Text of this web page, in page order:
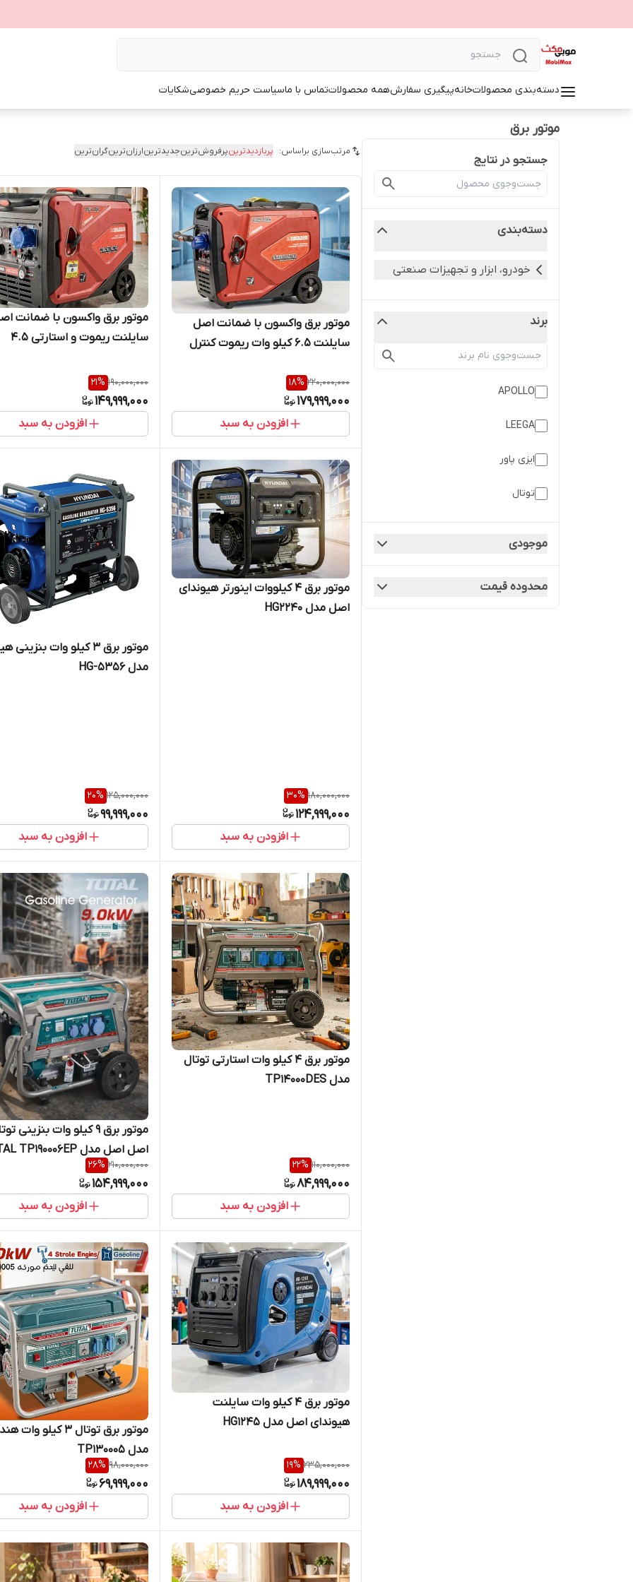
دسته‌بندی محصولاتخانهپیگیری سفارشهمه محصولاتتماس با ماسیاست حریم خصوصیشکایات
موتور برق
جستجو در نتایج
دسته‌بندی
خودرو، ابزار و تجهیزات صنعتی
برند
APOLLO
LEEGA
ایزی پاور
توتال
فورد
موجودی
محدوده قیمت
مرتب‌سازی براساس: پربازدیدترینپرفروش‌ترینجدیدترینارزان‌ترینگران‌ترین
موتور برق واکسون با ضمانت اصل
سایلنت 6.5 کیلو وات ریموت کنترل
220,000,000
18%
179,999,000
افزودن به سبد
موتور برق واکسون با
سایلنت ریموت و استارتی 4.5
190,000,000
21%
149,999,000
افزودن به سبد
موتور برق 4 کیلووات اینورتر هیوندای
اصل مدل HG2240
180,000,000
30%
124,999,000
افزودن به سبد
موتور برق 3 کیلو وات
مدل HG-5356
125,000,000
20%
99,999,000
افزودن به سبد
موتور برق 4 کیلو وات استارتی توتال
مدل TP14000DES
110,000,000
22%
84,999,000
افزودن به سبد
موتور برق 9 کیلو وات بنزینی
اصل اصل مدل TOTAL TP190006EP
210,000,000
26%
154,999,000
افزودن به سبد
موتور برق 4 کیلو وات سایلنت
هیوندای اصل مدل HG1245
235,000,000
19%
189,999,000
افزودن به سبد
موتور برق توتال 3 کیلو
مدل TP130005
98,000,000
28%
69,999,000
افزودن به سبد